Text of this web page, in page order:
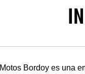
Motos Bordoy es una